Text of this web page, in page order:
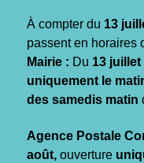
À compter du 13
passent en horaires
Mairie : Du 13 juillet
uniquement le
des samedis matin
Agence Postale
août, ouverture